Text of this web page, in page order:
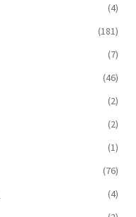
(4)
(181)
(7)
(46)
(2)
(2)
(1)
(76)
(4)